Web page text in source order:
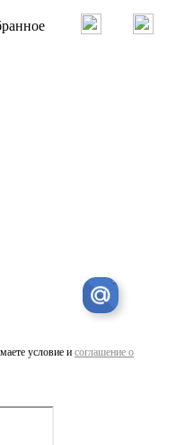
условие и соглашение о